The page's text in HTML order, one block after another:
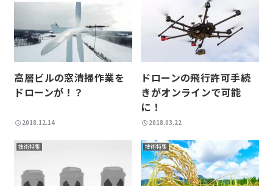
高層ビルの窓清掃作業を
ドローンが！？
2018.12.14
ドローンの飛行許可手続
きがオンラインで可能
に！
2018.03.22
技術特集 技術特集